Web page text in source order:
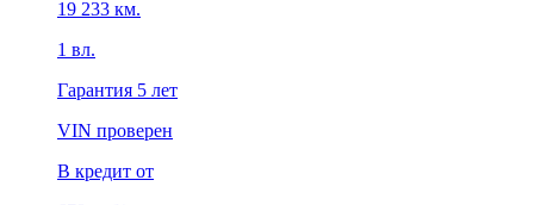
19 233 км.
1 вл.
Гарантия 5 лет
VIN проверен
В кредит от